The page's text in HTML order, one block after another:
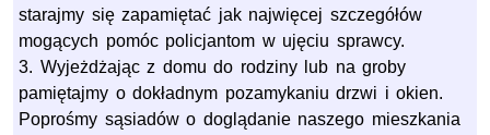
starajmy się zapamiętać jak najwięcej szczegółów
mogących pomóc policjantom w ujęciu sprawcy.
3. Wyjeżdżając z domu do rodziny lub na groby
pamiętajmy o dokładnym pozamykaniu drzwi i okien.
Poprośmy sąsiadów o doglądanie naszego mieszkania